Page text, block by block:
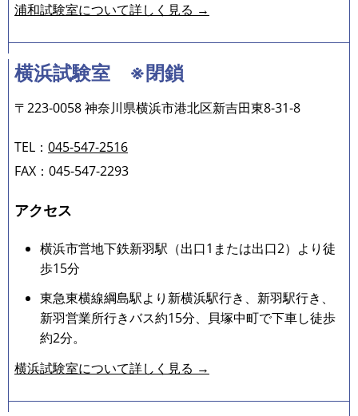
浦和試験室について詳しく見る →
横浜試験室 ※閉鎖
〒223-0058 神奈川県横浜市港北区新吉田東8-31-8
TEL： 045-547-2516
FAX：045-547-2293
アクセス
横浜市営地下鉄新羽駅（出口1または出口2）より徒
歩15分
東急東横線綱島駅より新横浜駅行き、新羽駅行き、
新羽営業所行きバス約15分、貝塚中町で下車し徒歩
約2分。
横浜試験室について詳しく見る →